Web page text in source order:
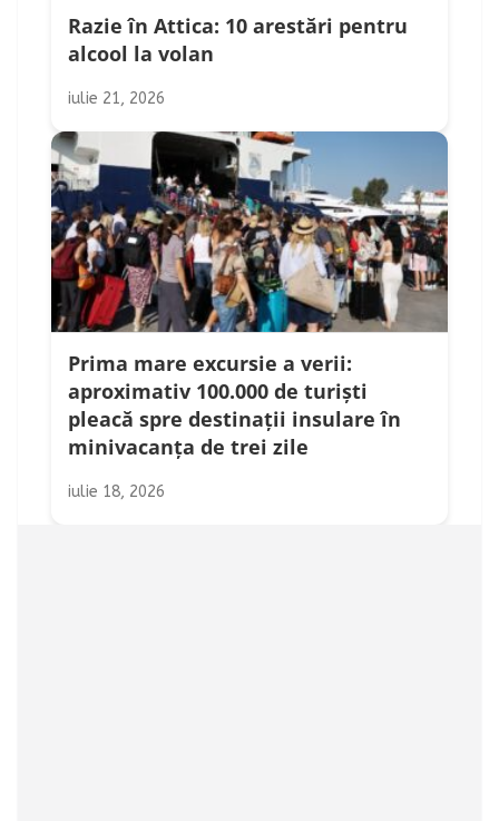
Razie în Attica: 10 arestări pentru
alcool la volan
iulie 21, 2026
Prima mare excursie a verii:
aproximativ 100.000 de turiști
pleacă spre destinații insulare în
minivacanța de trei zile
iulie 18, 2026